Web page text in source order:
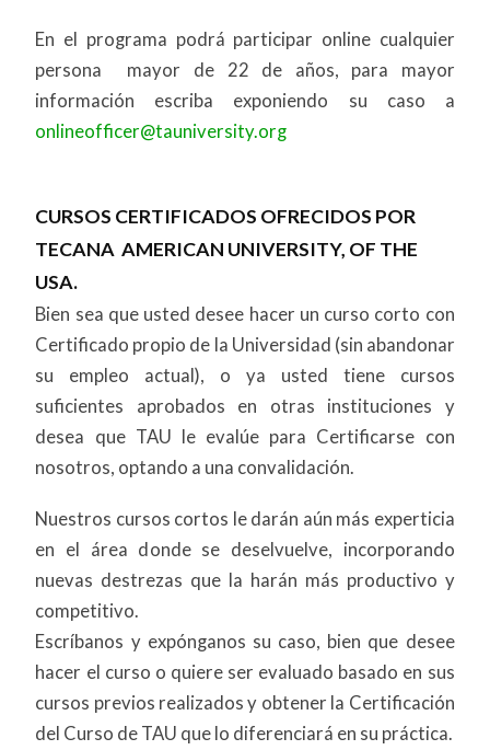
En el programa podrá participar online cualquier
persona mayor de 22 de años, para mayor
información escriba exponiendo su caso a
onlineofficer@tauniversity.org
CURSOS CERTIFICADOS OFRECIDOS POR
TECANA AMERICAN UNIVERSITY, OF THE
USA.
Bien sea que usted desee hacer un curso corto con
Certificado propio de la Universidad (sin abandonar
su empleo actual), o ya usted tiene cursos
suficientes aprobados en otras instituciones y
desea que TAU le evalúe para Certificarse con
nosotros, optando a una convalidación.
Nuestros cursos cortos le darán aún más experticia
en el área donde se deselvuelve, incorporando
nuevas destrezas que la harán más productivo y
competitivo.
Escríbanos y expónganos su caso, bien que desee
hacer el curso o quiere ser evaluado basado en sus
cursos previos realizados y obtener la Certificación
del Curso de TAU que lo diferenciará en su práctica.